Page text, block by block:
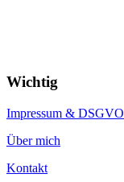
Wichtig
Impressum & DSGVO
Über mich
Kontakt